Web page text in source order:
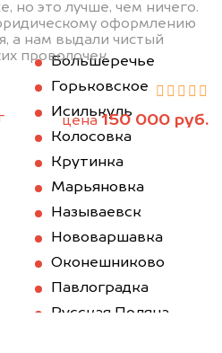
но это лучше, чем ничего.
оформлению
а нам выдали чистый
проволочек.
цена150 000 руб.
Большеречье
Горьковское
Исилькуль
Колосовка
Крутинка
Марьяновка
Называевск
Нововаршавка
Оконешниково
Павлоградка
Русская Поляна